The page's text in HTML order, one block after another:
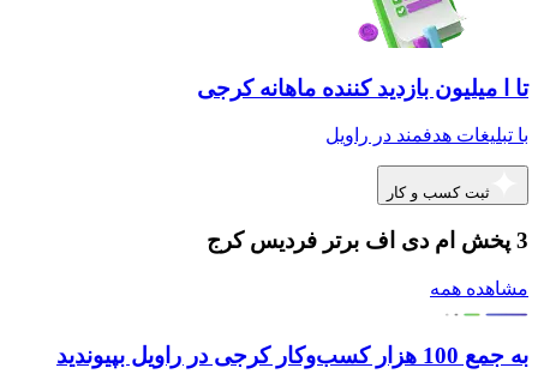
تا ا میلیون بازدید کننده ماهانه کرجی
با تبلیغات هدفمند در راویل
ثبت کسب و کار
3 پخش ام دی اف برتر فردیس کرج
مشاهده همه
به جمع 100 هزار کسب‌وکار کرجی در راویل بپیوندید